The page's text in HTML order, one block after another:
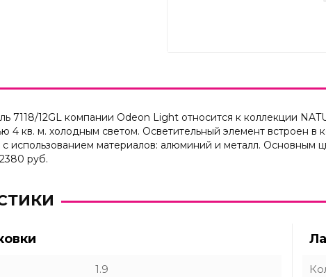
7118/12GL компании Odeon Light относится к коллекции
4 кв. м. холодным светом. Осветительный элемент встроен в
использованием материалов: алюминий и металл. Основным
руб.
1.9